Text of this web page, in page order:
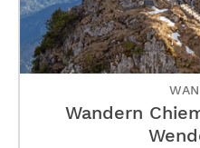
Wandern